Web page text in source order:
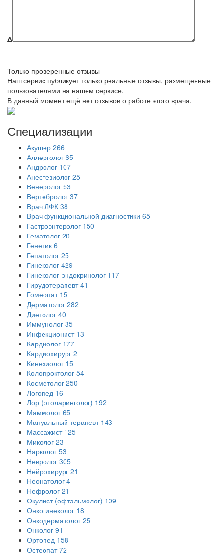
Δ
Только проверенные отзывы
Наш сервис публикует только реальные отзывы, размещенные
пользователями на нашем сервисе.
В данный момент ещё нет отзывов о работе этого врача.
Специализации
Акушер 266
Аллерголог 65
Андролог 107
Анестезиолог 25
Венеролог 53
Вертебролог 37
Врач ЛФК 38
Врач функциональной диагностики 65
Гастроэнтеролог 150
Гематолог 20
Генетик 6
Гепатолог 25
Гинеколог 429
Гинеколог-эндокринолог 117
Гирудотерапевт 41
Гомеопат 15
Дерматолог 282
Диетолог 40
Иммунолог 35
Инфекционист 13
Кардиолог 177
Кардиохирург 2
Кинезиолог 15
Колопроктолог 54
Косметолог 250
Логопед 16
Лор (отоларинголог) 192
Маммолог 65
Мануальный терапевт 143
Массажист 125
Миколог 23
Нарколог 53
Невролог 305
Нейрохирург 21
Неонатолог 4
Нефролог 21
Окулист (офтальмолог) 109
Онкогинеколог 18
Онкодерматолог 25
Онколог 91
Ортопед 158
Остеопат 72